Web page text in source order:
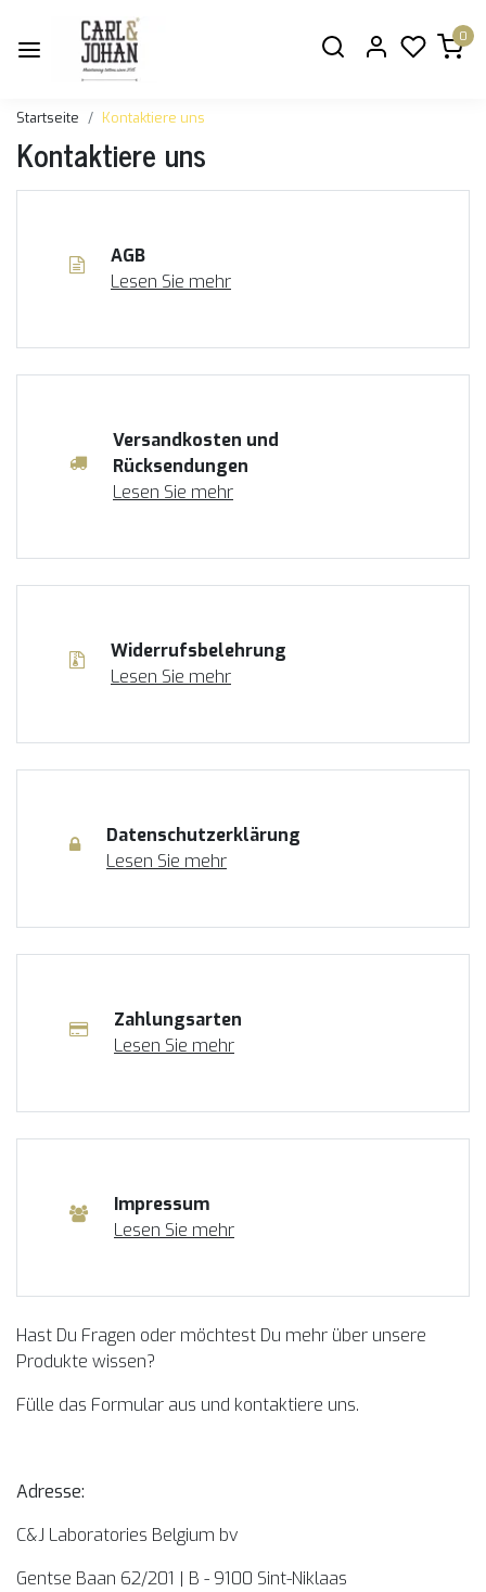
0
Startseite Kontaktiere uns
Kontaktiere uns
AGB
Lesen Sie mehr
Versandkosten und
Rücksendungen
Lesen Sie mehr
Widerrufsbelehrung
Lesen Sie mehr
Datenschutzerklärung
Lesen Sie mehr
Zahlungsarten
Lesen Sie mehr
Impressum
Lesen Sie mehr
Hast Du Fragen oder möchtest Du mehr über unsere
Produkte wissen?
Fülle das Formular aus und kontaktiere uns.
Adresse:
C&J Laboratories Belgium bv
Gentse Baan 62/201 | B - 9100 Sint-Niklaas